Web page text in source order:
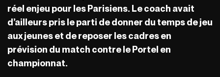
réel enjeu pour les Parisiens. Le coach avait
d’ailleurs pris le parti de donner du temps de jeu
aux jeunes et de reposer les cadres en
prévision du match contre le Portel en
championnat.